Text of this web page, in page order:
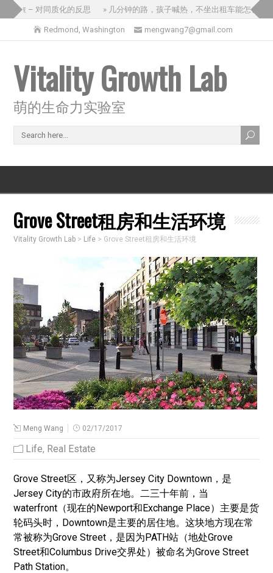
旅 – 对同质化的反思 » 几分钟的路，孩子喊热，不坐出租车能怎么办？
Redmond, Washington mengwang7@gmail.com
Vitality Growth Lab
萌的生命力实验室
Grove Street租房和生活环境
Vitality Growth Lab > Life > Grove Street租房和生活环境
Meng Wang 02/17/2017
Life, Real Estate
Grove Street区，又称为Jersey City Downtown，是
Jersey City的市政府所在地。二三十年前，当
waterfront（现在的Newport和Exchange Place）主要是货
轮码头时，Downtown是主要的居住地。这块地方现在常
常被称为Grove Street，是因为PATH站（地处Grove
Street和Columbus Drive交界处）被命名为Grove Street
Path Station。